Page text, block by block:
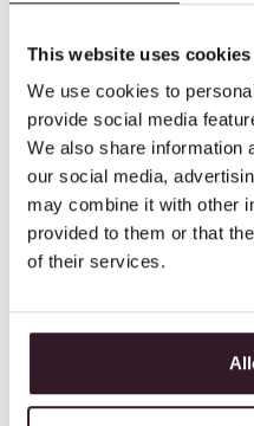
This website uses cookies
We use cookies to
provide social media
We also share information
our social media,
may combine it with other
provided to them or that
of their services.
inkoop, logistiek,
Dubai heeft me geleerd
En dat pas ik hier ook
Van Vendor
tot
Inmiddels draait Donders
het nieuwe systeem. En
wat de toegevoegde